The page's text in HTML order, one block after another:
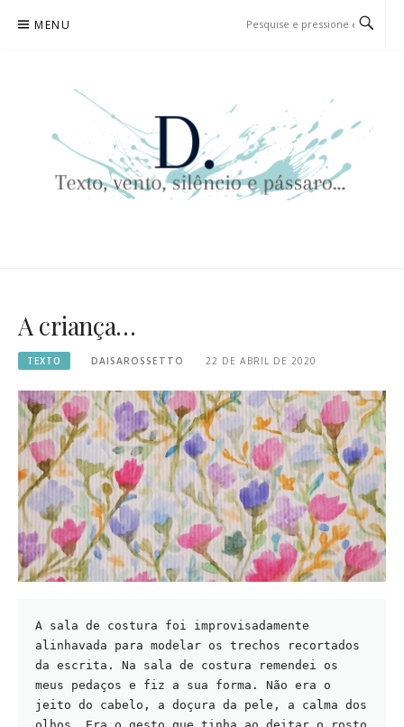
para MENU
A criança…
TEXTO DAISAROSSETTO 22 DE ABRIL DE 2020
A sala de costura foi improvisadamente
alinhavada para modelar os trechos recortados
da escrita. Na sala de costura remendei os
meus pedaços e fiz a sua forma. Não era o
jeito do cabelo, a doçura da pele, a calma dos